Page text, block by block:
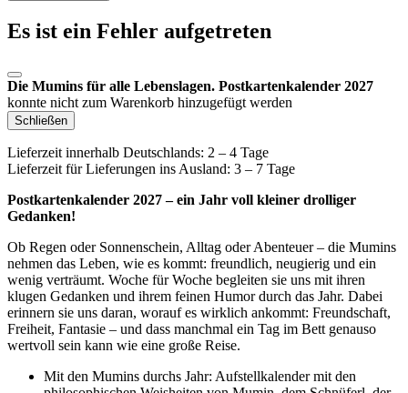
Es ist ein Fehler aufgetreten
Die Mumins für alle Lebenslagen. Postkartenkalender 2027
konnte nicht zum Warenkorb hinzugefügt werden
Schließen
Lieferzeit innerhalb Deutschlands: 2 – 4 Tage
Lieferzeit für Lieferungen ins Ausland: 3 – 7 Tage
Postkartenkalender 2027 – ein Jahr voll kleiner drolliger
Gedanken!
Ob Regen oder Sonnenschein, Alltag oder Abenteuer – die Mumins
nehmen das Leben, wie es kommt: freundlich, neugierig und ein
wenig verträumt. Woche für Woche begleiten sie uns mit ihren
klugen Gedanken und ihrem feinen Humor durch das Jahr. Dabei
erinnern sie uns daran, worauf es wirklich ankommt: Freundschaft,
Freiheit, Fantasie – und dass manchmal ein Tag im Bett genauso
wertvoll sein kann wie eine große Reise.
Mit den Mumins durchs Jahr: Aufstellkalender mit den